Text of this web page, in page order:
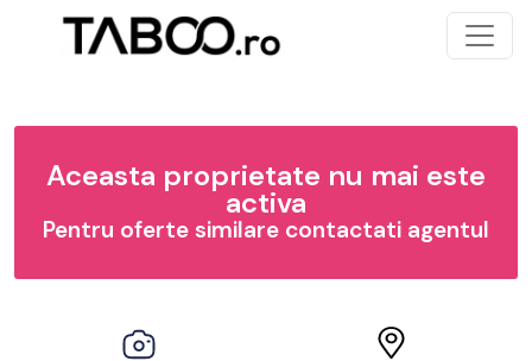
Aceasta proprietate nu mai este
activa
Pentru oferte similare contactati agentul